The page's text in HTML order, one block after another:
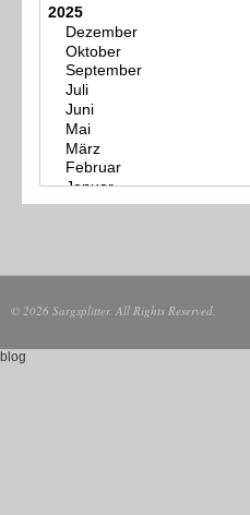
© 2026 Sargsplitter. All Rights Reserved.
blog